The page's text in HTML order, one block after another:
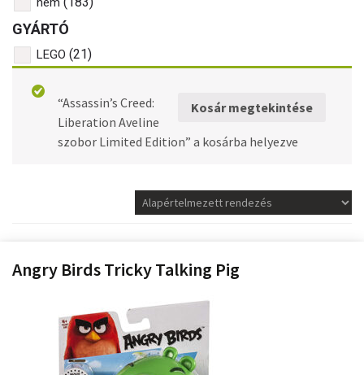
GYÁRTÓ
LEGO (21)
Kosár megtekintése
“Assassin’s Creed:
Liberation Aveline
szobor Limited Edition” a kosárba helyezve
Angry Birds Tricky Talking Pig